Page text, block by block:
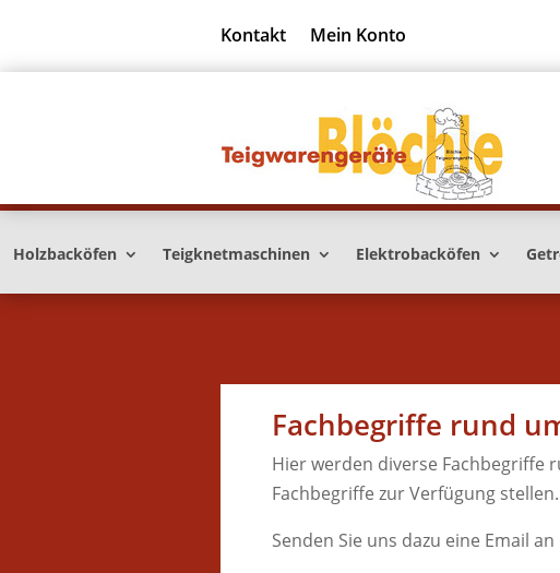
Kontakt Mein Konto
Holzbacköfen Teigknetmaschinen Elektrobacköfen
Fachbegriffe rund
Hier werden diverse Fachbegriffe
Fachbegriffe zur Verfügung stellen.
Senden Sie uns dazu eine Email an